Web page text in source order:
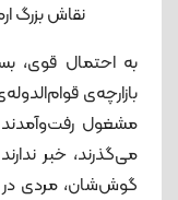
نقاش بزرگ
به احتمال قوی،
بازارچه‌ی
مشغول
می‌گذرند، خبر
گوش‌شان، مردی در